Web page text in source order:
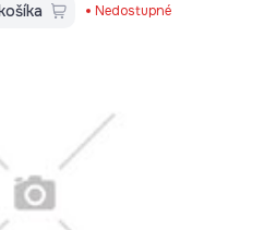
Nedostupné